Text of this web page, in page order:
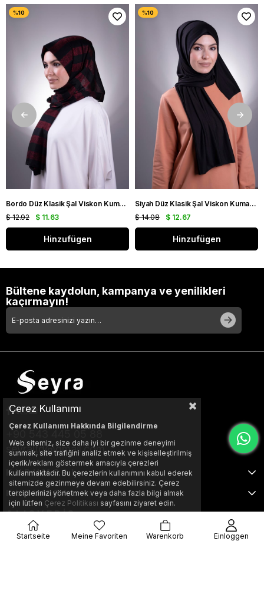
Bordo Düz Klasik Şal Viskon Kumaş Simli Şeritli 202100_16
$ 11.63
$ 12.92
Hinzufügen
Siyah Düz Klasik Şal Viskon Kumaş Likralı Penye 202101_01
$ 12.67
$ 14.08
Hinzufügen
Bültene kaydolun, kampanya ve yenilikleri
kaçırmayın!
+90 543 445 05 88
seyraltd@gmail.com
KURUMSAL
KURUMSAL
ALIŞVERİŞ
Çerez Kullanımı
Çerez Kullanımı Hakkında Bilgilendirme
Web sitemiz, size daha iyi bir gezinme deneyimi
sunmak, site trafiğini analiz etmek ve kişiselleştirilmiş
içerik/reklam göstermek amacıyla çerezleri
kullanmaktadır. Bu çerezlerin kullanımını kabul ederek
sitemizde gezinmeye devam edebilirsiniz. Çerez
terciplerinizi yönetmek veya daha fazla bilgi almak
için lütfen Çerez Politikası sayfasını ziyaret edin.
Startseite Meine Favoriten Warenkorb Einloggen